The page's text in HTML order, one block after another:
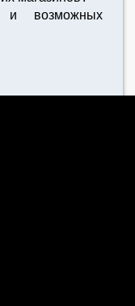
возможных